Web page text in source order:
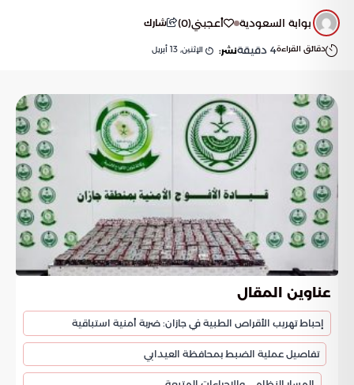
بوابة السعودية أعجبني(
0
) شارك
دقائق القراءة4 دقيقةنشر: الإثنين, 13 أبريل
عناوين المقال
إحباط تهريب الأقراص الطبية في جازان: ضربة أمنية استباقية
تفاصيل عملية الضبط بمحافظة العيدابي